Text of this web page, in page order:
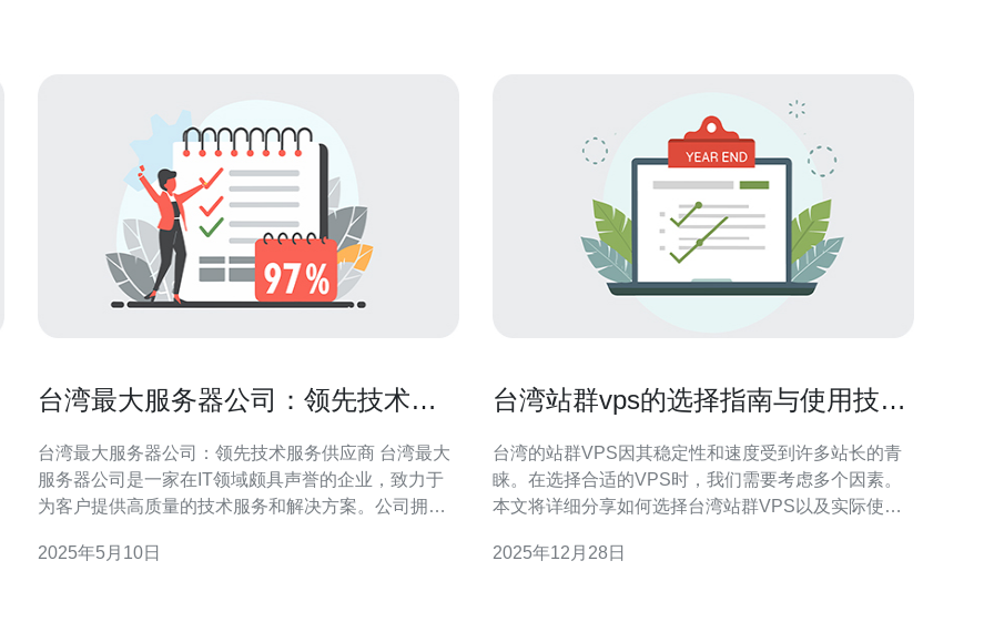
台湾最大服务器公司：领先技术服
台湾最大服务器公司：领先技术服务供应商 台湾最大
服务器公司是一家在IT领域颇具声誉的企业，致力于
为客户提供高质量的技术服务和解决方案。公司拥有
个亚洲地区的领先技术服务供应商之一。 台湾最大服
2025年5月10日
台湾站群vps的选择指南与使用技巧
台湾的站群VPS因其稳定性和速度受到许多站长的青
睐。在选择合适的VPS时，我们需要考虑多个因素。
本文将详细分享如何选择台湾站群VPS以及实际使用
一台虚拟专用服务器可以承载多个网站。对于希望通
2025年12月28日